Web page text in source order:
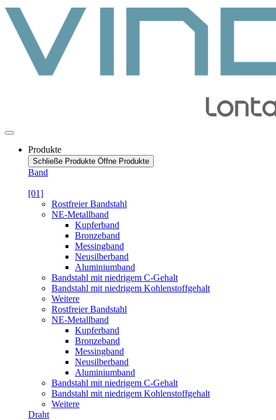
Produkte
Schließe Produkte Öffne Produkte
Band
[01]
Rostfreier Bandstahl
NE-Metallband
Kupferband
Bronzeband
Messingband
Neusilberband
Aluminiumband
Bandstahl mit niedrigem C-Gehalt
Bandstahl mit niedrigem Kohlenstoffgehalt
Weitere
Rostfreier Bandstahl
NE-Metallband
Kupferband
Bronzeband
Messingband
Neusilberband
Aluminiumband
Bandstahl mit niedrigem C-Gehalt
Bandstahl mit niedrigem Kohlenstoffgehalt
Weitere
Draht